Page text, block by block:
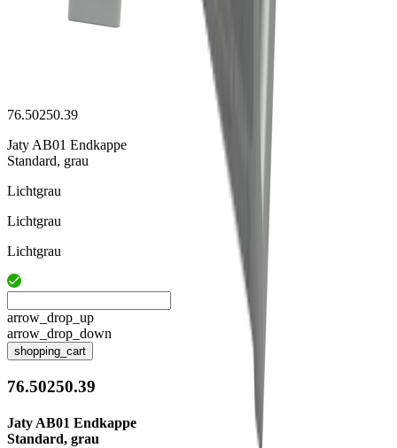
76.50250.39
Jaty AB01 Endkappe
Standard, grau
Lichtgrau
Lichtgrau
Lichtgrau
arrow_drop_up
arrow_drop_down
shopping_cart
76.50250.39
Jaty AB01 Endkappe
Standard, grau